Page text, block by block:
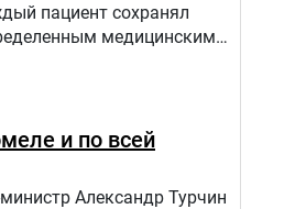
пациент сохранял
медицинским
трех этапов:1.
и по всей
Александр Турчин